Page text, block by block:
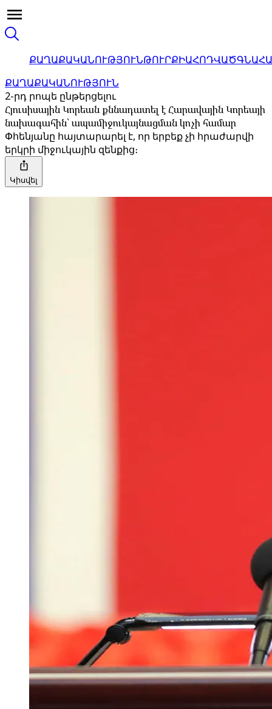
ՔԱՂԱՔԱԿԱՆՈՒԹՅՈՒՆԹՈՒՐՔԻԱՀՈԴՎԱԾ
ՔԱՂԱՔԱԿԱՆՈՒԹՅՈՒՆ
2-րդ րոպե ընթերցելու
Հյուսիսային Կորեան քննադատել է Հարավային Կորեայի
նախագահին՝ ապամիջուկայնացման կոչի համար
Փհենյանը հայտարարել է, որ երբեք չի հրաժարվի
երկրի միջուկային զենքից։
Կիսվել